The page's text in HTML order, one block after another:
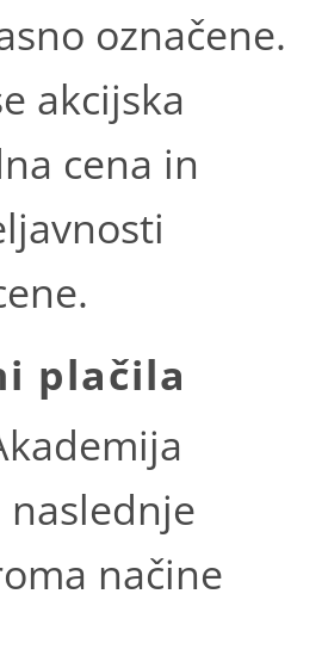
označene.
akcijska
cena in
plačila
naslednje
načine